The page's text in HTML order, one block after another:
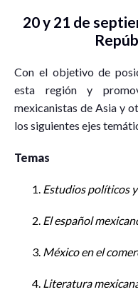
20 y 21 de
Con el objetivo de
esta región y
mexicanistas de Asia y
los siguientes ejes
Temas
Estudios políticos
El español
México en el
Literatura